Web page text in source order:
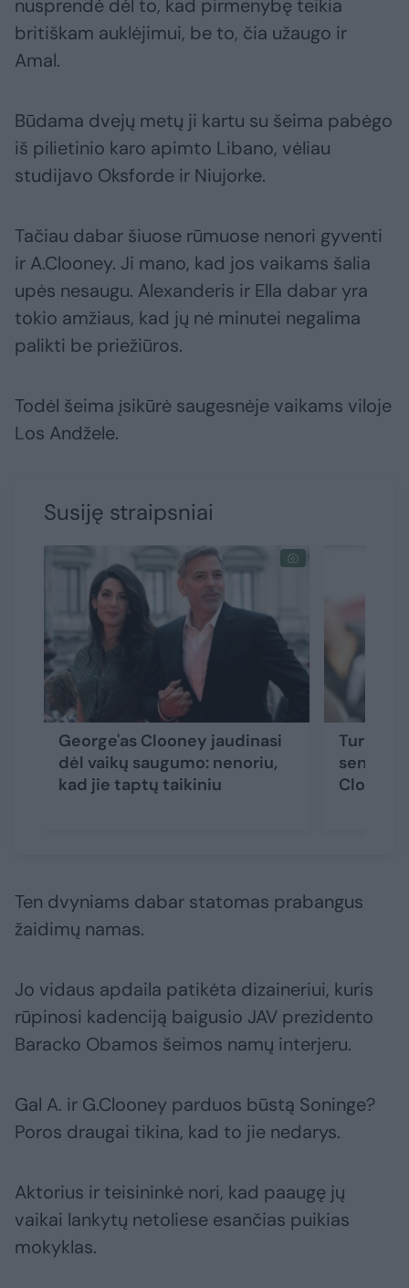
nusprendė dėl to, kad pirmenybę teikia
britiškam auklėjimui, be to, čia užaugo ir
Amal.
Būdama dvejų metų ji kartu su šeima pabėgo
iš pilietinio karo apimto Libano, vėliau
studijavo Oksforde ir Niujorke.
Tačiau dabar šiuose rūmuose nenori gyventi
ir A.Clooney. Ji mano, kad jos vaikams šalia
upės nesaugu. Alexanderis ir Ella dabar yra
tokio amžiaus, kad jų nė minutei negalima
palikti be priežiūros.
Todėl šeima įsikūrė saugesnėje vaikams viloje
Los Andžele.
Susiję straipsniai
George'as Clooney jaudinasi
dėl vaikų saugumo: nenoriu,
kad jie taptų taikiniu
seną
Ten dvyniams dabar statomas prabangus
žaidimų namas.
Jo vidaus apdaila patikėta dizaineriui, kuris
rūpinosi kadenciją baigusio JAV prezidento
Baracko Obamos šeimos namų interjeru.
Gal A. ir G.Clooney parduos būstą Soninge?
Poros draugai tikina, kad to jie nedarys.
Aktorius ir teisininkė nori, kad paaugę jų
vaikai lankytų netoliese esančias puikias
mokyklas.